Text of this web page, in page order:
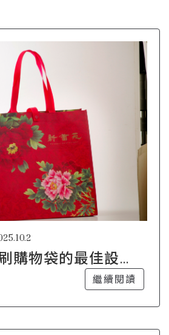
購物袋的最佳設計
繼續閱讀